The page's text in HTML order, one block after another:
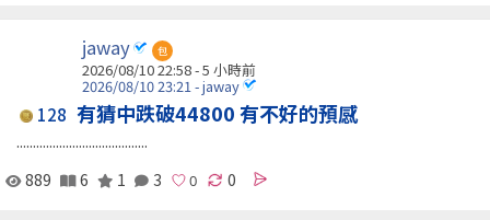
jaway 包
2026/08/10 22:58 -5 小時前
2026/08/10 23:21 - jaway
128 有猜中跌破44800 有不好的預感
........................................
889
6 1 3 0